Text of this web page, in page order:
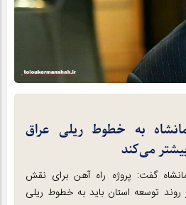
به خطوط ریلی عراق
بیشتر می‌کند
گفت: پروژه راه آهن برای نقش
روند توسعه استان باید به خطوط ریلی